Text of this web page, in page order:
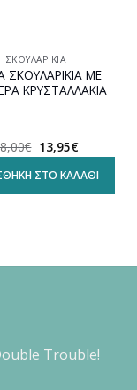
ΣΚΟΥΛΑΡΊΚΙΑ
ΣΚΟΥΛΑΡΙΚΙΑ ΜΕ
ΚΡΥΣΤΑΛΛΑΚΙΑ
€ Original
price
was:
18,00€.
13,95€Η
τρέχουσα
τιμή
είναι:
13,95€.
ΣΤΟ ΚΑΛΆΘΙ
Trouble!